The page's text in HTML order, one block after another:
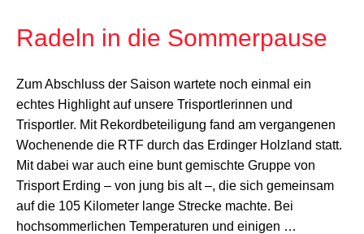
Radeln in die Sommerpause
Zum Abschluss der Saison wartete noch einmal ein
echtes Highlight auf unsere Trisportlerinnen und
Trisportler. Mit Rekordbeteiligung fand am vergangenen
Wochenende die RTF durch das Erdinger Holzland statt.
Mit dabei war auch eine bunt gemischte Gruppe von
Trisport Erding – von jung bis alt –, die sich gemeinsam
auf die 105 Kilometer lange Strecke machte. Bei
hochsommerlichen Temperaturen und einigen …